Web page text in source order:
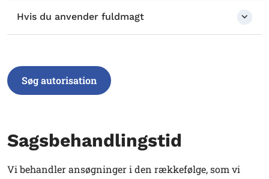
Hvis du anvender fuldmagt
Søg autorisation
Sagsbehandlingstid
Vi behandler ansøgninger i den rækkefølge, som vi